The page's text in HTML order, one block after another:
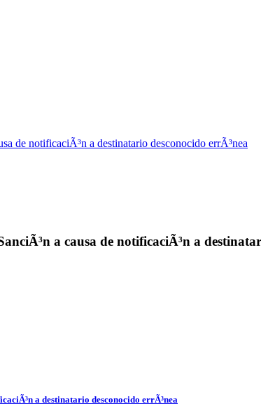
de notificaciÃ³n a destinatario desconocido errÃ³nea
a causa de notificaciÃ³n a
a destinatario desconocido errÃ³nea